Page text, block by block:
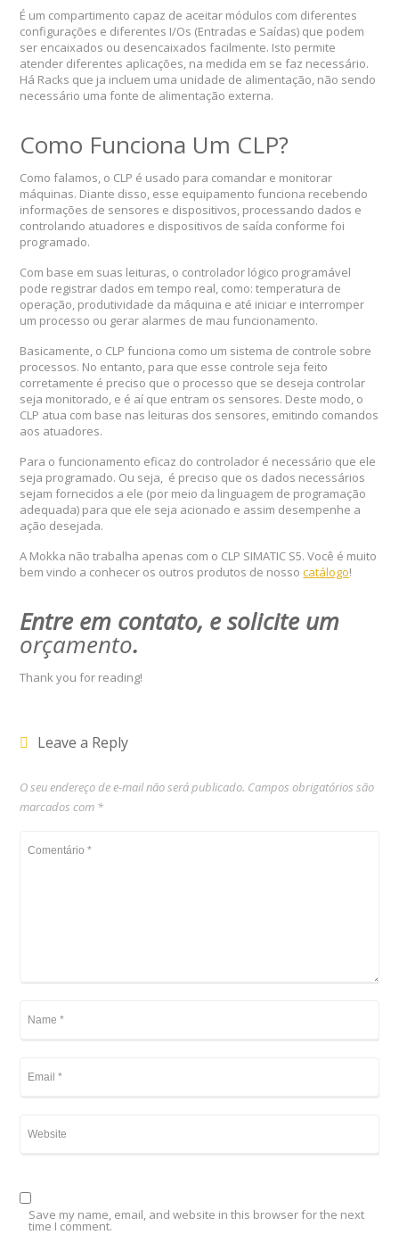
É um compartimento capaz de aceitar módulos com diferentes
configurações e diferentes I/Os (Entradas e Saídas) que podem
ser encaixados ou desencaixados facilmente. Isto permite
atender diferentes aplicações, na medida em se faz necessário.
Há Racks que ja incluem uma unidade de alimentação, não sendo
necessário uma fonte de alimentação externa.
Como Funciona Um CLP?
Como falamos, o CLP é usado para comandar e monitorar
máquinas. Diante disso, esse equipamento funciona recebendo
informações de sensores e dispositivos, processando dados e
controlando atuadores e dispositivos de saída conforme foi
programado.
Com base em suas leituras, o controlador lógico programável
pode registrar dados em tempo real, como: temperatura de
operação, produtividade da máquina e até iniciar e interromper
um processo ou gerar alarmes de mau funcionamento.
Basicamente, o CLP funciona como um sistema de controle sobre
processos. No entanto, para que esse controle seja feito
corretamente é preciso que o processo que se deseja controlar
seja monitorado, e é aí que entram os sensores. Deste modo, o
CLP atua com base nas leituras dos sensores, emitindo comandos
aos atuadores.
Para o funcionamento eficaz do controlador é necessário que ele
seja programado. Ou seja, é preciso que os dados necessários
sejam fornecidos a ele (por meio da linguagem de programação
adequada) para que ele seja acionado e assim desempenhe a
ação desejada.
A Mokka não trabalha apenas com o CLP SIMATIC S5. Você é muito
bem vindo a conhecer os outros produtos de nossocatálogo!
Entre em contato, e solicite um
orçamento.
Thank you for reading!
Leave a Reply
O seu endereço de e-mail não será publicado. Campos obrigatórios são
marcados com *
Save my name, email, and website in this browser for the next
time I comment.